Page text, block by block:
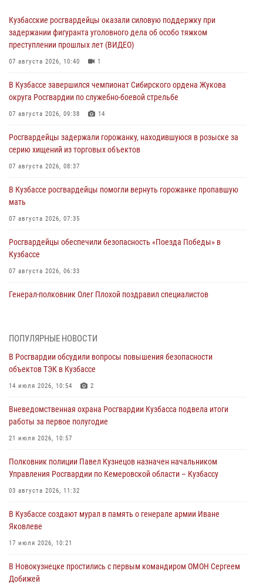
Кузбасские росгвардейцы оказали силовую поддержку при
задержании фигуранта уголовного дела об особо тяжком
преступлении прошлых лет (ВИДЕО)
07 августа 2026, 10:40 1
В Кузбассе завершился чемпионат Сибирского ордена Жукова
округа Росгвардии по служебно-боевой стрельбе
07 августа 2026, 09:38 14
Росгвардейцы задержали горожанку, находившуюся в розыске за
серию хищений из торговых объектов
07 августа 2026, 08:37
В Кузбассе росгвардейцы помогли вернуть горожанке пропавшую
мать
07 августа 2026, 07:35
Росгвардейцы обеспечили безопасность «Поезда Победы» в
Кузбассе
07 августа 2026, 06:33
Генерал-полковник Олег Плохой поздравил специалистов
07 августа 2026, 05:32
С 1 сентября 2026 года вступает в силу новый федеральный закон о
частной охранной деятельности
06 августа 2026, 10:19
Росгвардейцы задержали предполагаемого виновника причинения
ножевого ранения кемеровчанину
06 августа 2026, 09:18
Росгвардейцы задержали мужчину, повредившего имущество
горожанки
06 августа 2026, 08:17
Росгвардейцы пресекли противоправные действия и защитили
новокузнечанку от агрессивного знакомого
06 августа 2026, 07:16
ПОПУЛЯРНЫЕ НОВОСТИ
В Росгвардии обсудили вопросы повышения безопасности
объектов ТЭК в Кузбассе
14 июля 2026, 10:54 2
Вневедомственная охрана Росгвардии Кузбасса подвела итоги
работы за первое полугодие
21 июля 2026, 10:57
Полковник полиции Павел Кузнецов назначен начальником
Управления Росгвардии по Кемеровской области – Кузбассу
03 августа 2026, 11:32
В Кузбассе создают мурал в память о генерале армии Иване
Яковлеве
17 июля 2026, 10:21
В Новокузнецке простились с первым командиром ОМОН Сергеем
Добижей